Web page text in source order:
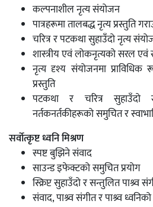
कल्पनाशील नृत्य संयोजन
पात्रहरूमा तालबद्ध नृत्य प्रस्तुति
चरित्र र पटकथा सुहाउँदो नृत्य
शास्त्रीय एवं लोकनृत्यको सरल एवं
नृत्य दृश्य संयोजनमा प्राविधिक
प्रस्तुति
पटकथा र चरित्र
नर्तकनर्तकीहरूको समुचित र
सर्वोत्कृष्ट ध्वनि मिश्रण
स्पष्ट बुझिने संवाद
साउन्ड इफेक्टको समुचित प्रयोग
स्क्रिप्ट सुहाउँदो र सन्तुलित पाश्र्व
संवाद, पाश्र्व संगीत र पाश्र्व